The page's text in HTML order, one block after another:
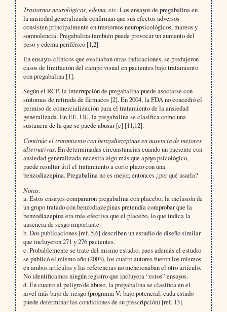
Trastornos neurológicos, edema, etc. Los ensayos de pregabalina en
la ansiedad generalizada confirman que sus efectos adversos
consisten principalmente en trastornos neuropsicológicos, mareos y
somnolencia. Pregabalina también puede provocar un aumento del
peso y edema periférico [1,2].
En ensayos clínicos que evaluaban otras indicaciones, se produjeron
casos de limitación del campo visual en pacientes bajo tratamiento
con pregabalina [1].
Según el RCP, la interrupción de pregabalina puede asociarse con
síntomas de retirada de fármacos [2]. En 2004, la FDA no concedió el
permiso de comercialización para el tratamiento de la ansiedad
generalizada. En EE. UU. la pregabalina se clasifica como una
sustancia de la que se puede abusar [c] [11,12].
Continúe el tratamiento con benzodiazepinas en ausencia de mejores
alternativas. En determinadas circunstancias cuando un paciente con
ansiedad generalizada necesita algo más que apoyo psicológico,
puede resultar útil el tratamiento a corto plazo con una
benzodiazepina. Pregabalina no es mejor, entonces ¿por qué usarla?
Notas:
a. Estos ensayos compararon pregabalina con placebo; la inclusión de
un grupo tratado con benzodiazepinas pretendía comprobar que la
benzodiazepina era más efectiva que el placebo, lo que indica la
ausencia de sesgo importante.
b. Dos publicaciones [ref. 5,6] describen un estudio de diseño similar
que incluyeron 271 y 276 pacientes.
c. Probablemente se trate del mismo estudio, pues además el estudio
se publicó el mismo año (2003), los cuatro autores fueron los mismos
en ambos artículos y las referencias no mencionaban el otro artículo.
No identificamos ningún registro que incluyera “estos” ensayos.
d. En cuanto al peligro de abuso, la pregabalina se clasifica en el
nivel más bajo de riesgo (programa V: bajo potencial, cada estado
puede determinar las condiciones de su prescripción) [ref. 13].